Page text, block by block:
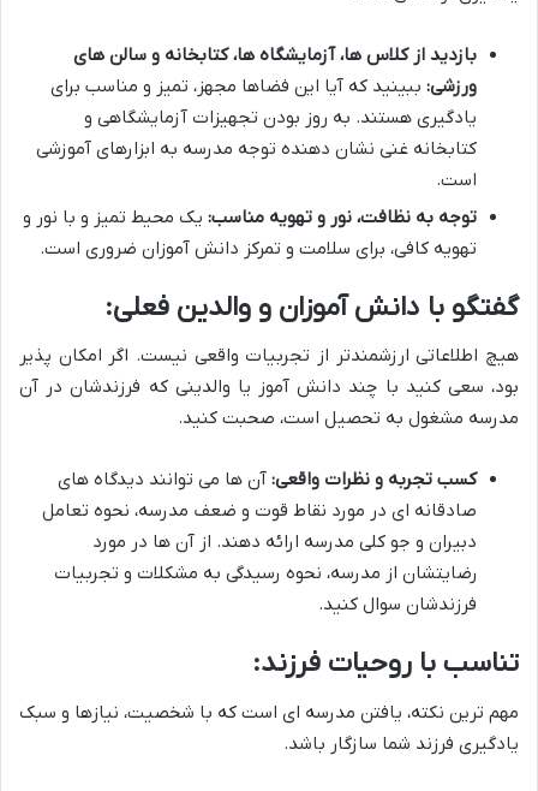
بازدید از کلاس ها، آزمایشگاه ها، کتابخانه و سالن های
ورزشی: ببینید که آیا این فضاها مجهز، تمیز و مناسب برای
یادگیری هستند. به روز بودن تجهیزات آزمایشگاهی و
کتابخانه غنی نشان دهنده توجه مدرسه به ابزارهای آموزشی
است.
توجه به نظافت، نور و تهویه مناسب: یک محیط تمیز و با نور و
تهویه کافی، برای سلامت و تمرکز دانش آموزان ضروری است.
گفتگو با دانش آموزان و والدین فعلی:
هیچ اطلاعاتی ارزشمندتر از تجربیات واقعی نیست. اگر امکان پذیر
بود، سعی کنید با چند دانش آموز یا والدینی که فرزندشان در آن
مدرسه مشغول به تحصیل است، صحبت کنید.
کسب تجربه و نظرات واقعی: آن ها می توانند دیدگاه های
صادقانه ای در مورد نقاط قوت و ضعف مدرسه، نحوه تعامل
دبیران و جو کلی مدرسه ارائه دهند. از آن ها در مورد
رضایتشان از مدرسه، نحوه رسیدگی به مشکلات و تجربیات
فرزندشان سوال کنید.
تناسب با روحیات فرزند:
مهم ترین نکته، یافتن مدرسه ای است که با شخصیت، نیازها و سبک
یادگیری فرزند شما سازگار باشد.